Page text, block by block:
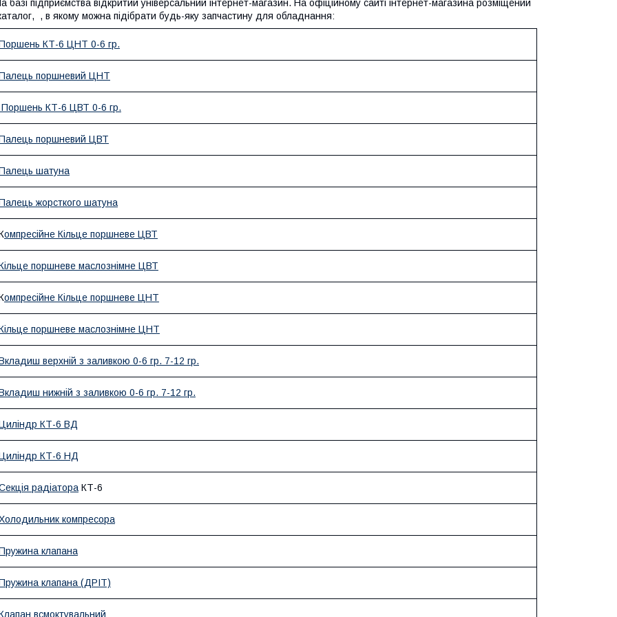
базі підприємства відкритий універсальний інтернет-магазин. На офіційному сайті інтернет-магазина розміщений
, в якому можна підібрати будь-яку запчастину для обладнання:
КТ-6 ЦНТ 0-6 гр.
поршневий ЦНТ
Поршень КТ-6 ЦВТ 0-6 гр.
поршневий ЦВТ
шатуна
жорсткого шатуна
омпресійне Кільце поршневе ЦВТ
поршневе маслознімне ЦВТ
омпресійне Кільце поршневе ЦНТ
поршневе маслознімне ЦНТ
верхній з заливкою 0-6 гр. 7-12 гр.
нижній з заливкою 0-6 гр. 7-12 гр.
КТ-6 ВД
КТ-6 НД
радіатораКТ-6
компресора
клапана
клапана (ДРІТ)
всмоктувальний